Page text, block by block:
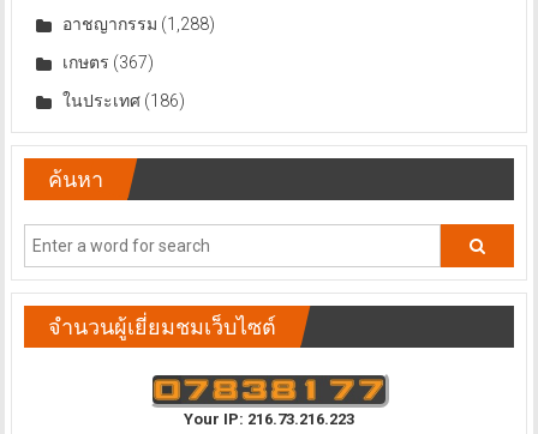
อาชญากรรม (1,288)
เกษตร (367)
ในประเทศ(186)
ค้นหา
จำนวนผู้เยี่ยมชมเว็บไซต์
Your IP: 216.73.216.223